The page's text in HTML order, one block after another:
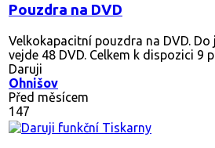
Pouzdra na DVD
Velkokapacitní pouzdra na DVD.
vejde 48 DVD. Celkem k dispozici 9
Daruji
Ohnišov
Před měsícem
147